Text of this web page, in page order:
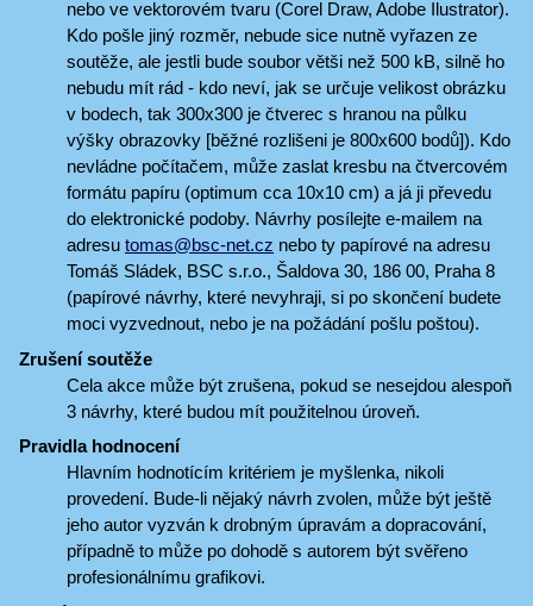
nebo ve vektorovém tvaru (Corel Draw, Adobe Ilustrator).
Kdo pošle jiný rozměr, nebude sice nutně vyřazen ze
soutěže, ale jestli bude soubor větši než 500 kB, silně ho
nebudu mít rád - kdo neví, jak se určuje velikost obrázku
v bodech, tak 300x300 je čtverec s hranou na půlku
výšky obrazovky [běžné rozlišeni je 800x600 bodů]). Kdo
nevládne počítačem, může zaslat kresbu na čtvercovém
formátu papíru (optimum cca 10x10 cm) a já ji převedu
do elektronické podoby. Návrhy posílejte e-mailem na
adresu tomas@bsc-net.cz nebo ty papírové na adresu
Tomáš Sládek, BSC s.r.o., Šaldova 30, 186 00, Praha 8
(papírové návrhy, které nevyhraji, si po skončení budete
moci vyzvednout, nebo je na požádání pošlu poštou).
Zrušení soutěže
Cela akce může být zrušena, pokud se nesejdou alespoň
3 návrhy, které budou mít použitelnou úroveň.
Pravidla hodnocení
Hlavním hodnotícím kritériem je myšlenka, nikoli
provedení. Bude-li nějaký návrh zvolen, může být ještě
jeho autor vyzván k drobným úpravám a dopracování,
případně to může po dohodě s autorem být svěřeno
profesionálnímu grafikovi.